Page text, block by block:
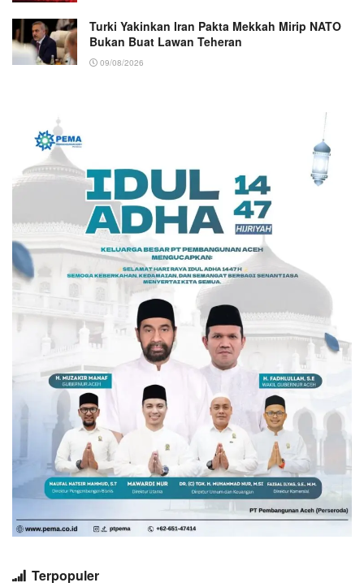
Turki Yakinkan Iran Pakta Mekkah Mirip NATO
Bukan Buat Lawan Teheran
09/08/2026
Terpopuler